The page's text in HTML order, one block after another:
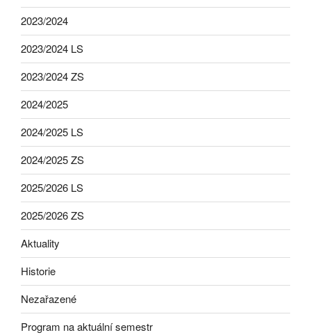
2023/2024
2023/2024 LS
2023/2024 ZS
2024/2025
2024/2025 LS
2024/2025 ZS
2025/2026 LS
2025/2026 ZS
Aktuality
Historie
Nezařazené
Program na aktuální semestr